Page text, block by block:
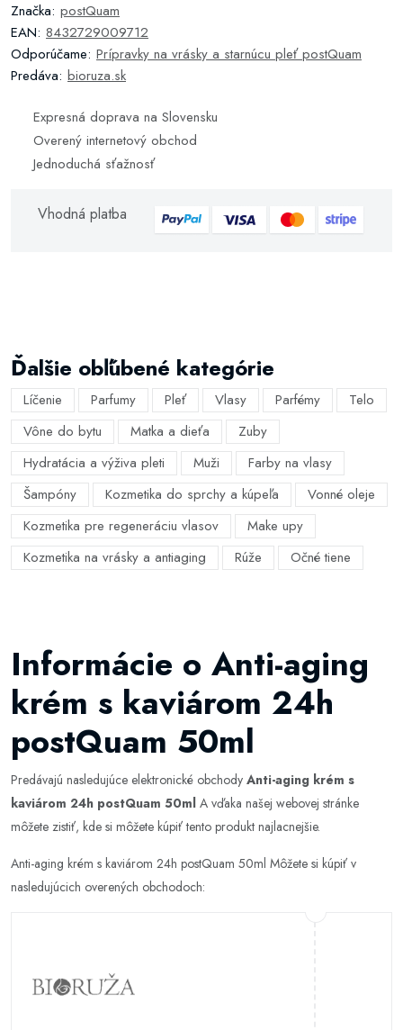
Značka: postQuam
EAN: 8432729009712
Odporúčame: Prípravky na vrásky a starnúcu pleť postQuam
Predáva: bioruza.sk
Expresná doprava na Slovensku
Overený internetový obchod
Jednoduchá sťažnosť
Vhodná platba
Ďalšie obľúbené kategórie
Líčenie Parfumy Pleť Vlasy Parfémy
Telo
Vône do bytu
Matka a dieťa
Zuby
Hydratácia a výživa pleti
Muži
Farby na vlasy
Šampóny
Kozmetika do sprchy a kúpeľa
Vonné oleje
Kozmetika pre regeneráciu vlasov
Make upy
Kozmetika na vrásky a antiaging
Rúže Očné tiene
Informácie o Anti-aging
krém s kaviárom 24h
postQuam 50ml
Predávajú nasledujúce elektronické obchody Anti-aging krém s
kaviárom 24h postQuam 50ml A vďaka našej webovej stránke
môžete zistiť, kde si môžete kúpiť tento produkt najlacnejšie.
Anti-aging krém s kaviárom 24h postQuam 50ml Môžete si kúpiť v
nasledujúcich overených obchodoch: